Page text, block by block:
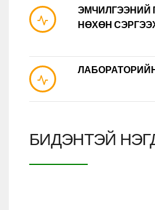
ЭМЧИЛГЭЭНИЙ
НӨХӨН
БИДЭНТЭЙ